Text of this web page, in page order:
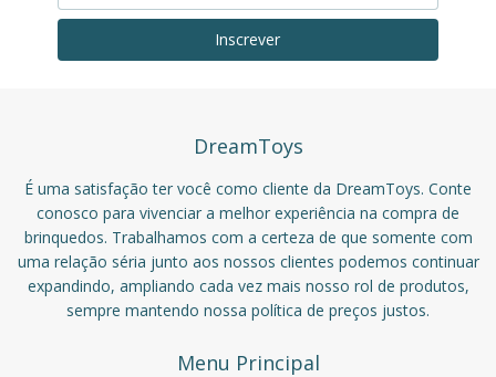
DreamToys
É uma satisfação ter você como cliente da DreamToys. Conte
conosco para vivenciar a melhor experiência na compra de
brinquedos. Trabalhamos com a certeza de que somente com
uma relação séria junto aos nossos clientes podemos continuar
expandindo, ampliando cada vez mais nosso rol de produtos,
sempre mantendo nossa política de preços justos.
Menu Principal